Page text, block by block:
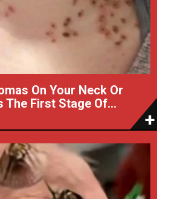
On Your Neck Or
The First Stage Of...